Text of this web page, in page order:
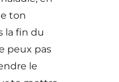
ton
la fin du
peux pas
le